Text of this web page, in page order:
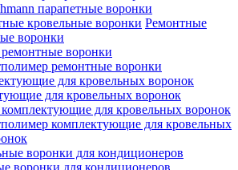
парапетные воронки
Ремонтные
воронки
воронки
ремонтные воронки
для кровельных воронок
для кровельных воронок
комплектующие для кровельных
воронки для кондиционеров